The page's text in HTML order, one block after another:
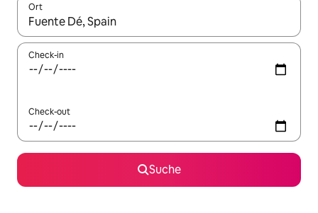
Ort
Wenn Ergebnisse verfügbar sind, navigiere mit den
Check-in
Check-out
Suche